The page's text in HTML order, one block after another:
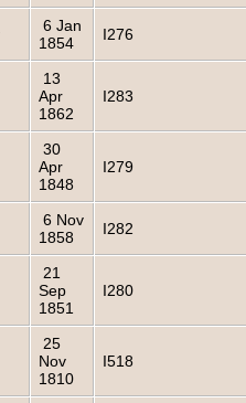
6 Jan
1854
I276
13
Apr
1862
I283
30
Apr
1848
I279
6 Nov
1858
I282
21
Sep
1851
I280
25
Nov
1810
I518